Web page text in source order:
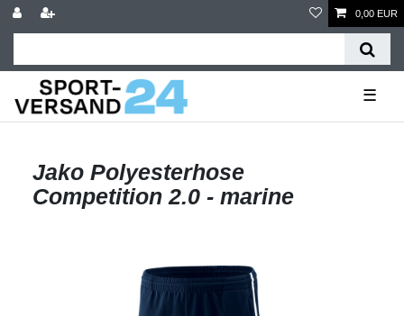
0,00 EUR
☰
Jako Polyesterhose
Competition 2.0 - marine